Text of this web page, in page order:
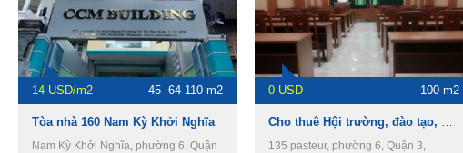
14 USD/m2 45 -64-110 m2
Tòa nhà 160 Nam Kỳ Khởi Nghĩa
Nam Kỳ Khởi Nghĩa, phường 6, Quận
0 USD 100 m2
135 pasteur, phường 6, Quận 3,